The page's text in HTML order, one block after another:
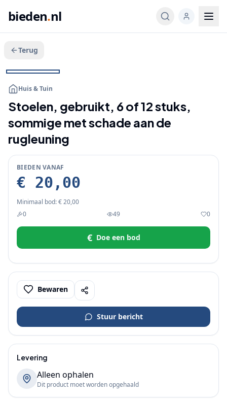
bieden.nl
Terug
Veeg voor meer
Huis & Tuin
Stoelen, gebruikt, 6 of 12 stuks,
sommige met schade aan de
rugleuning
BIEDEN VANAF
€ 20,00
Minimaal bod:€ 20,00
0
49 0
€ Doe een bod
Bewaren
Stuur bericht
Levering
Alleen ophalen
Dit product moet worden opgehaald